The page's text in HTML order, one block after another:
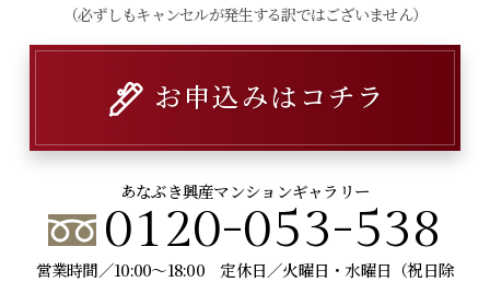
（必ずしもキャンセルが発生する訳ではございません）
お申込みはコチラ
あなぶき興産マンションギャラリー
0120-053-538
営業時間／10:00～18:00 定休日／火曜日・水曜日（祝日除